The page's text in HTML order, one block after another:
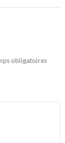
obligatoires